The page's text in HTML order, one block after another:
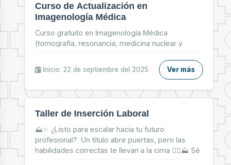
Curso de Actualización en
Imagenología Médica
Curso gratuito en Imagenología Médica
(tomografía, resonancia, medicina nuclear y
modalidad online.
Inicio: 22 de septiembre del 2025 Ver más
Taller de Inserción Laboral
⛰✨ ¿Listo para escalar hacia tu futuro
profesional? Un título abre puertas, pero las
habilidades correctas te llevan a la cima 🧗‍♀⛰ Sé